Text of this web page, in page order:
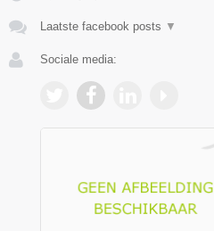
Laatste facebook posts ▼
Sociale media: